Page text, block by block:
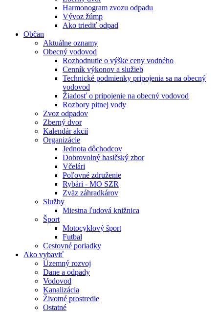
Harmonogram zvozu odpadu
Vývoz žúmp
Ako triediť odpad
Občan
Aktuálne oznamy
Obecný vodovod
Rozhodnutie o výške ceny vodného
Cenník výkonov a služieb
Technické podmienky pripojenia sa na obecný
vodovod
Žiadosť o pripojenie na obecný vodovod
Rozbory pitnej vody
Zvoz odpadov
Zberný dvor
Kalendár akcií
Organizácie
Jednota dôchodcov
Dobrovolný hasičský zbor
Včelári
Poľovné združenie
Rybári - MO SZR
Zväz záhradkárov
Služby
Miestna ľudová knižnica
Šport
Motocyklový šport
Futbal
Cestovné poriadky
Ako vybaviť
Územný rozvoj
Dane a odpady
Vodovod
Kanalizácia
Životné prostredie
Ostatné